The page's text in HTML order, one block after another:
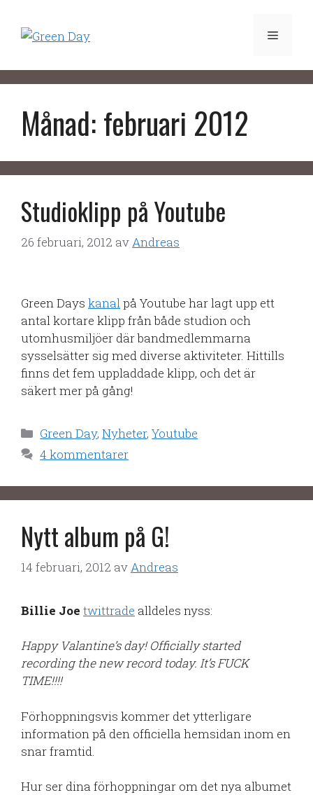
innehåll
Meny
Månad:februari 2012
Studioklipp på Youtube
26 februari, 2012 av Andreas
Green Days kanalpå Youtube har lagt upp ett
antal kortare klipp från både studion och
utomhusmiljöer där bandmedlemmarna
sysselsätter sig med diverse aktiviteter. Hittills
finns det fem uppladdade klipp, och det är
säkert mer på gång!
Kategorier
Green Day,Nyheter,Youtube
4 kommentarer
Nytt album på G!
14 februari, 2012 av Andreas
Billie Joe twittrade alldeles nyss:
Happy Valantine’s day! Officially started
recording the new record today. It’s FUCK
TIME!!!!
Förhoppningsvis kommer det ytterligare
information på den officiella hemsidan inom en
snar framtid.
Hur ser dina förhoppningar om det nya albumet